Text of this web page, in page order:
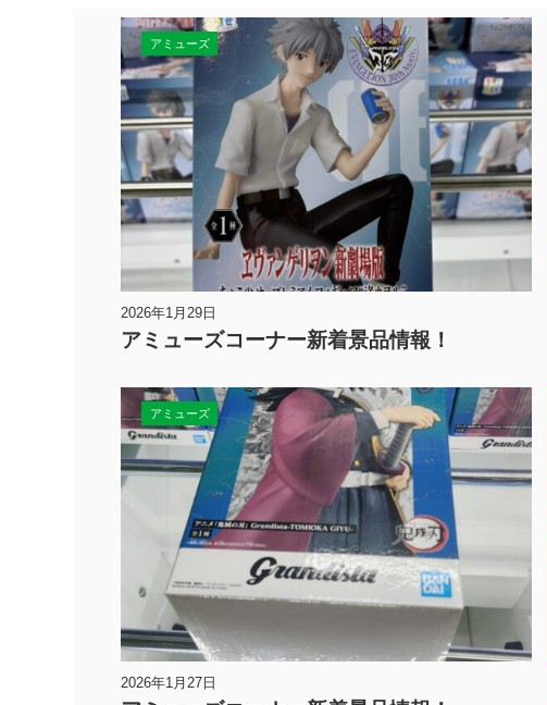
アミューズ
2026年1月29日
アミューズコーナー新着景品情報！
アミューズ
2026年1月27日